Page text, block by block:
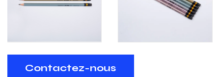
Contactez-nous